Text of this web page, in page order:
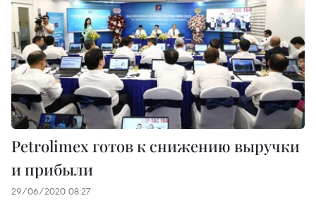
Petrolimex готов к снижению выручки
и прибыли
29/06/2020 08:27